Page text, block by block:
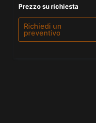
Valutato
0
su
Prezzo su richiesta
Richiedi un
preventivo